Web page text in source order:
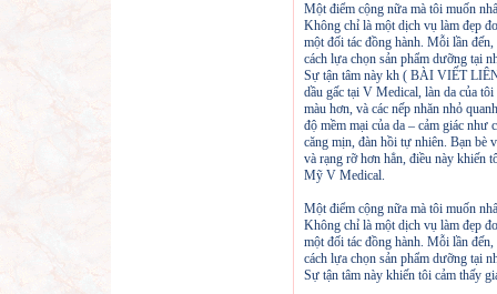
Một điểm cộng nữa mà tôi muốn
Không chỉ là một dịch vụ làm đẹp
một đối tác đồng hành. Mỗi lần
cách lựa chọn sản phẩm dưỡng tại
Sự tận tâm này kh ( BÀI VIẾT
dầu gấc tại V Medical, làn da của
màu hơn, và các nếp nhăn nhỏ
độ mềm mại của da – cảm giác như
căng mịn, đàn hồi tự nhiên. Bạn bè
và rạng rỡ hơn hẳn, điều này khiến
Mỹ V Medical.
Một điểm cộng nữa mà tôi muốn
Không chỉ là một dịch vụ làm đẹp
một đối tác đồng hành. Mỗi lần
cách lựa chọn sản phẩm dưỡng tại
Sự tận tâm này khiến tôi cảm thấy